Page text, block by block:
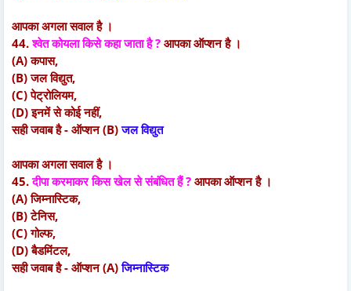
आपका अगला सवाल है ।
44.श्वेत कोयला किसे कहा जाता है ? आपका ऑप्शन है ।
(A) कपास,
(B) जल विद्युत,
(C) पेट्रोलियम,
(D) इनमें से कोई नहीं,
सही जवाब है - ऑप्शन (B)जल विद्युत
आपका अगला सवाल है ।
45.दीपा करमाकर किस खेल से संबंधित हैं ? आपका ऑप्शन है ।
(A) जिम्नास्टिक,
(B) टेनिस,
(C) गोल्फ,
(D) बैडमिंटल,
सही जवाब है - ऑप्शन (A)जिम्नास्टिक